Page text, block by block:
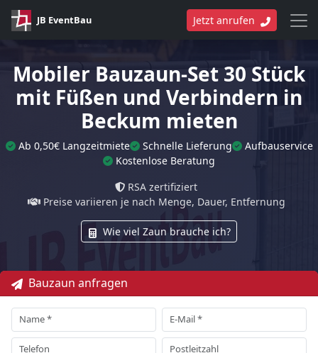
JB EventBau Jetzt anrufen
Mobiler Bauzaun-Set 30 Stück
mit Füßen und Verbindern in
Beckum mieten
Ab 0,50€ Langzeitmiete Schnelle Lieferung
Aufbauservice
Kostenlose Beratung
RSA zertifiziert
Preise variieren je nach Menge, Dauer, Entfernung
Wie viel Zaun brauche ich?
Bauzaun anfragen